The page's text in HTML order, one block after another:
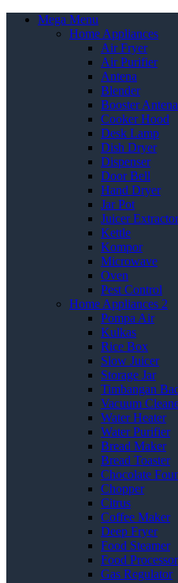
Mega Menu
Home Appliances
Air Fryer
Air Purifier
Antena
Blender
Booster
Cooker Hood
Desk Lamp
Dish Dryer
Dispenser
Door Bell
Hand Dryer
Jar Pot
Juicer Extractor
Kettle
Kompor
Microwave
Oven
Pest Control
Home Appliances 2
Pompa Air
Kulkas
Rice Box
Slow Juicer
Storage Jar
Timbangan
Vacuum
Water Heater
Water Purifier
Bread Maker
Bread Toaster
Chocolate
Chopper
Citrus
Coffee Maker
Deep Fryer
Food Steamer
Food Processor
Gas Regulator